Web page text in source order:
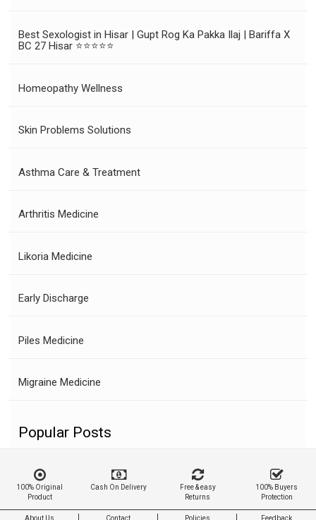
Best Sexologist in Hisar | Gupt Rog Ka Pakka Ilaj | Bariffa X
BC 27 Hisar ⭐⭐⭐⭐⭐
Homeopathy Wellness
Skin Problems Solutions
Asthma Care & Treatment
Arthritis Medicine
Likoria Medicine
Early Discharge
Piles Medicine
Migraine Medicine
Popular Posts
100% Original
Product
Cash On Delivery
Free & easy
Returns
100% Buyers
Protection
About Us Contact Policies Feedback